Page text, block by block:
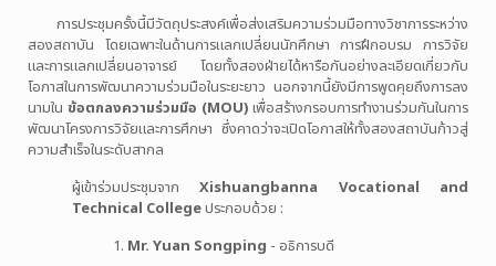
การประชุมครั้งนี้มีวัตถุประสงค์เพื่อส่งเสริมความร่วมมือทางวิชาการระหว่าง
สองสถาบัน โดยเฉพาะในด้านการแลกเปลี่ยนนักศึกษา การฝึกอบรม การวิจัย
และการแลกเปลี่ยนอาจารย์ โดยทั้งสองฝ่ายได้หารือกันอย่างละเอียดเกี่ยวกับ
โอกาสในการพัฒนาความร่วมมือในระยะยาว นอกจากนี้ยังมีการพูดคุยถึงการลง
นามใน ข้อตกลงความร่วมมือ (MOU) เพื่อสร้างกรอบการทำงานร่วมกันในการ
พัฒนาโครงการวิจัยและการศึกษา ซึ่งคาดว่าจะเปิดโอกาสให้ทั้งสองสถาบันก้าวสู่
ความสำเร็จในระดับสากล
ผู้เข้าร่วมประชุมจากXishuangbanna Vocational and
Technical Collegeประกอบด้วย :
Mr. Yuan Songping - อธิการบดี